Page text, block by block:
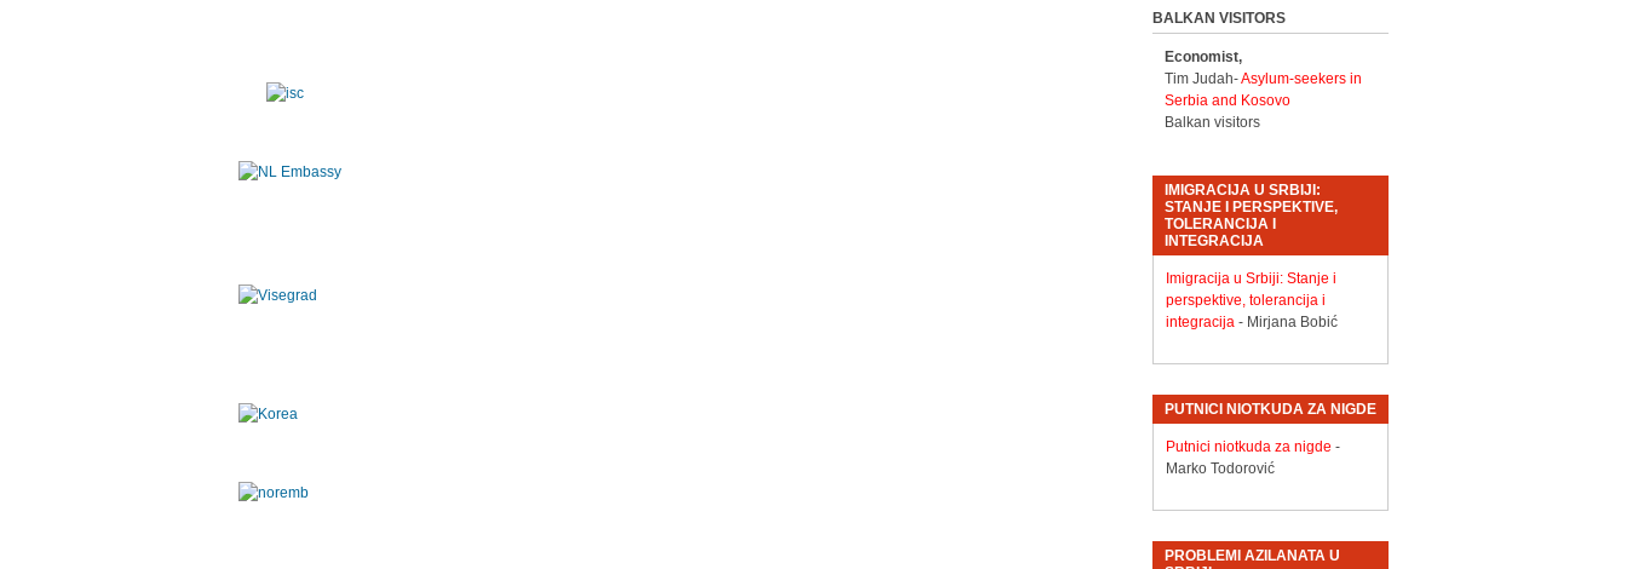
BALKAN VISITORS
Economist,
Tim Judah-Asylum-seekers in
Serbia and Kosovo
Balkan visitors
IMIGRACIJA U SRBIJI:
STANJE I PERSPEKTIVE,
TOLERANCIJA I
INTEGRACIJA
Imigracija u Srbiji: Stanje i
perspektive, tolerancija i
integracija- Mirjana Bobić
PUTNICI NIOTKUDA ZA NIGDE
Putnici niotkuda za nigde -
Marko Todorović
PROBLEMI AZILANATA U